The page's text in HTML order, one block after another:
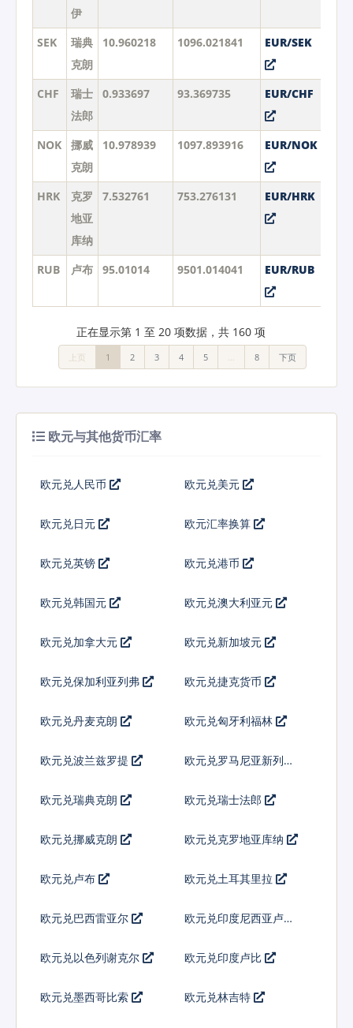
伊
SEK
瑞典
克朗
10.960218 1096.021841 EUR/SEK
CHF
瑞士
法郎
0.933697 93.369735 EUR/CHF
NOK
挪威
克朗
10.978939 1097.893916 EUR/NOK
HRK
克罗
地亚
库纳
7.532761 753.276131 EUR/HRK
RUB 卢布 95.01014 9501.014041 EUR/RUB
正在显示第 1 至 20 项数据，共 160 项
上页 1 2 3 4 5 … 8 下页
欧元与其他货币汇率
欧元兑人民币 欧元兑美元
欧元兑日元 欧元汇率换算
欧元兑英镑 欧元兑港币
欧元兑韩国元 欧元兑澳大利亚元
欧元兑加拿大元 欧元兑新加坡元
欧元兑保加利亚列弗 欧元兑捷克货币
欧元兑丹麦克朗 欧元兑匈牙利福林
欧元兑波兰兹罗提 欧元兑罗马尼亚新列伊
欧元兑瑞典克朗 欧元兑瑞士法郎
欧元兑挪威克朗 欧元兑克罗地亚库纳
欧元兑卢布 欧元兑土耳其里拉
欧元兑巴西雷亚尔 欧元兑印度尼西亚卢比
欧元兑以色列谢克尔 欧元兑印度卢比
欧元兑墨西哥比索 欧元兑林吉特